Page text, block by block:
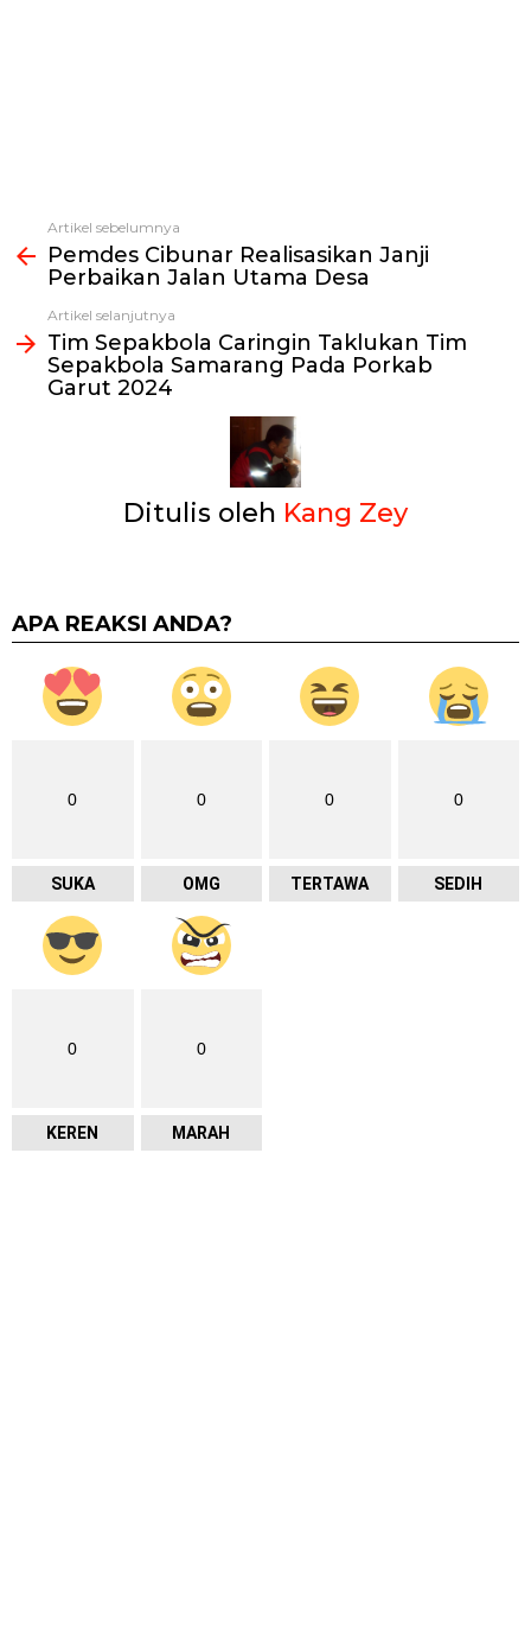
Lihat
selengkapnya
Artikel sebelumnya
Pemdes Cibunar Realisasikan Janji
Perbaikan Jalan Utama Desa
Artikel selanjutnya
Tim Sepakbola Caringin Taklukan Tim
Sepakbola Samarang Pada Porkab
Garut 2024
Ditulis oleh Kang Zey
APA REAKSI ANDA?
0
SUKA
0
OMG
0
TERTAWA
0
SEDIH
0
KEREN
0
MARAH